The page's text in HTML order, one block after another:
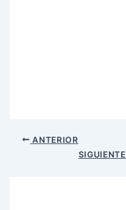
ANTERIOR
SIGUIENTE